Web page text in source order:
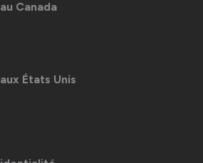
Canada
États Unis